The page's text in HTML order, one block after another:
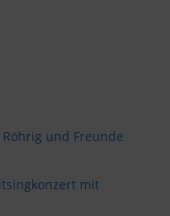
und Freunde
mit